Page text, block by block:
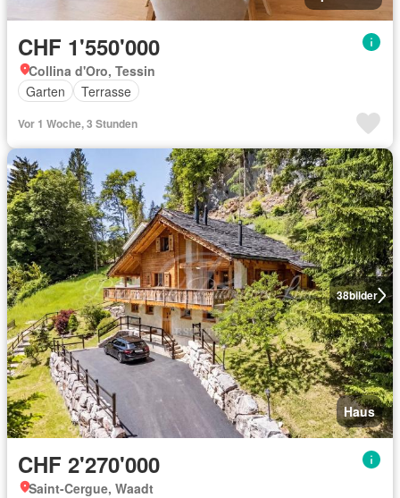
CHF 1'550'000
Collina d'Oro, Tessin
Garten
Terrasse
Vor 1 Woche, 3 Stunden
38bilder
Haus
CHF 2'270'000
Saint-Cergue, Waadt